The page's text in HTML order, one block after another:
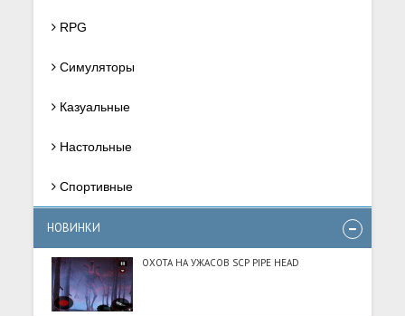
RPG
Симуляторы
Казуальные
Настольные
Спортивные
НОВИНКИ
ОХОТА НА УЖАСОВ SCP PIPE HEAD